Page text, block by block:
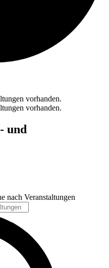
vorhanden.
vorhanden.
und
nach Veranstaltungen